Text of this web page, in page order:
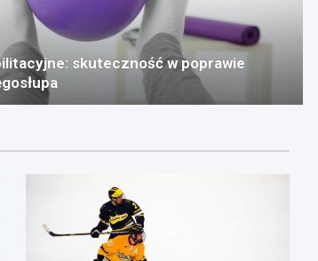
skuteczność w poprawie